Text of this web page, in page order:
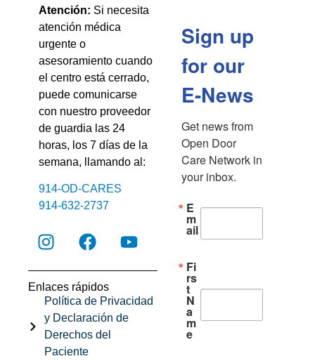
Atención: Si necesita
atención médica
urgente o
asesoramiento cuando
el centro está cerrado,
puede comunicarse
con nuestro proveedor
de guardia las 24
horas, los 7 días de la
semana, llamando al:
914-OD-CARES
914-632-2737
Enlaces rápidos
Política de Privacidad
y Declaración de
Derechos del
Paciente
Sign up
for our
E-News
Get news from
Open Door
Care Network in
your inbox.
E
m
ail
Fi
rs
t
N
a
m
e